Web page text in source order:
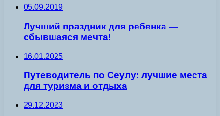
05.09.2019
Лучший праздник для ребенка —
сбывшаяся мечта!
16.01.2025
Путеводитель по Сеулу: лучшие места
для туризма и отдыха
29.12.2023